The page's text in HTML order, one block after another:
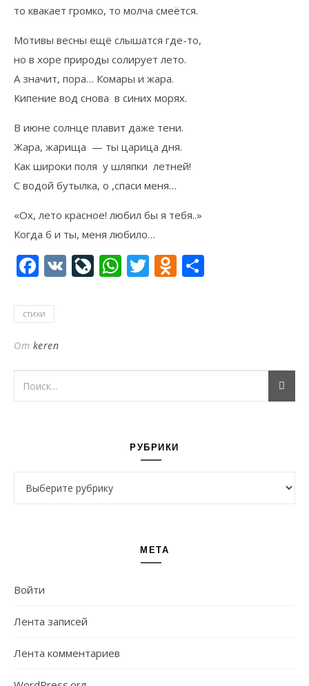
то квакает громко, то молча смеётся.
Мотивы весны ещё слышатся где-то,
но в хоре природы солирует лето.
А значит, пора… Комары и жара.
Кипение вод снова в синих морях.
В июне солнце плавит даже тени.
Жара, жарища — ты царица дня.
Как широки поля у шляпки летней!
С водой бутылка, о ,спаси меня…
«Ох, лето красное! любил бы я тебя..»
Когда б и ты, меня любило…
Facebook
VK LiveJournal
WhatsApp
Twitter
стихи
От keren
РУБРИКИ
МЕТА
Войти
Лента записей
Лента комментариев